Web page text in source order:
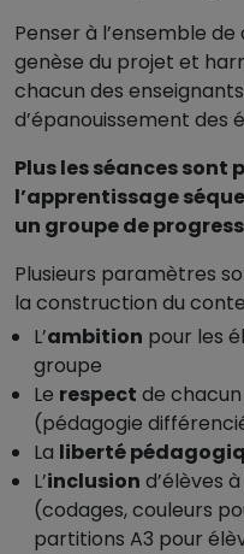
Penser à l’ensemble
genèse du projet et
chacun des
d’épanouissement des
Plus les séances sont
l’apprentissage
un groupe de
Plusieurs paramètres
la construction du
L’ambition pour les
groupe
Le respect de
(pédagogie
La liberté
L’inclusion d’élèves
(codages, couleurs
partitions A3 pour